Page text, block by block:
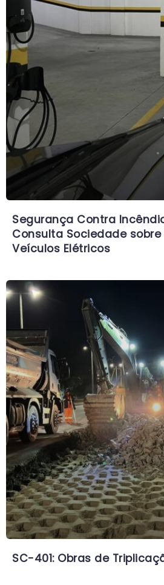
Segurança Contra
Consulta Sociedade
Veículos Elétricos
SC-401: Obras de